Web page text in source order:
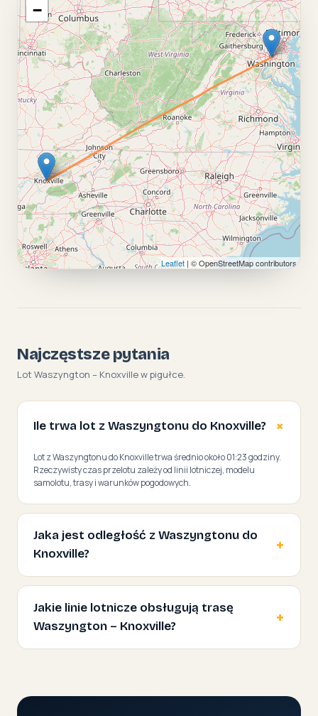
−
Leaflet | © OpenStreetMap contributors
Najczęstsze pytania
Lot Waszyngton – Knoxville w pigułce.
Ile trwa lot z Waszyngtonu do Knoxville?
Lot z Waszyngtonu do Knoxville trwa średnio około 01:23 godziny.
Rzeczywisty czas przelotu zależy od linii lotniczej, modelu
samolotu, trasy i warunków pogodowych.
Jaka jest odległość z Waszyngtonu do
Knoxville?
Jakie linie lotnicze obsługują trasę
Waszyngton – Knoxville?